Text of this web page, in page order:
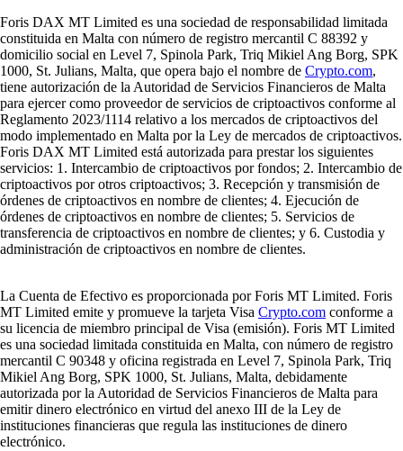
Foris DAX MT Limited es una sociedad de responsabilidad limitada
constituida en Malta con número de registro mercantil C 88392 y
domicilio social en Level 7, Spinola Park, Triq Mikiel Ang Borg, SPK
1000, St. Julians, Malta, que opera bajo el nombre de Crypto.com,
tiene autorización de la Autoridad de Servicios Financieros de Malta
para ejercer como proveedor de servicios de criptoactivos conforme al
Reglamento 2023/1114 relativo a los mercados de criptoactivos del
modo implementado en Malta por la Ley de mercados de criptoactivos.
Foris DAX MT Limited está autorizada para prestar los siguientes
servicios: 1. Intercambio de criptoactivos por fondos; 2. Intercambio de
criptoactivos por otros criptoactivos; 3. Recepción y transmisión de
órdenes de criptoactivos en nombre de clientes; 4. Ejecución de
órdenes de criptoactivos en nombre de clientes; 5. Servicios de
transferencia de criptoactivos en nombre de clientes; y 6. Custodia y
administración de criptoactivos en nombre de clientes.
La Cuenta de Efectivo es proporcionada por Foris MT Limited. Foris
MT Limited emite y promueve la tarjeta Visa Crypto.com conforme a
su licencia de miembro principal de Visa (emisión). Foris MT Limited
es una sociedad limitada constituida en Malta, con número de registro
mercantil C 90348 y oficina registrada en Level 7, Spinola Park, Triq
Mikiel Ang Borg, SPK 1000, St. Julians, Malta, debidamente
autorizada por la Autoridad de Servicios Financieros de Malta para
emitir dinero electrónico en virtud del anexo III de la Ley de
instituciones financieras que regula las instituciones de dinero
electrónico.